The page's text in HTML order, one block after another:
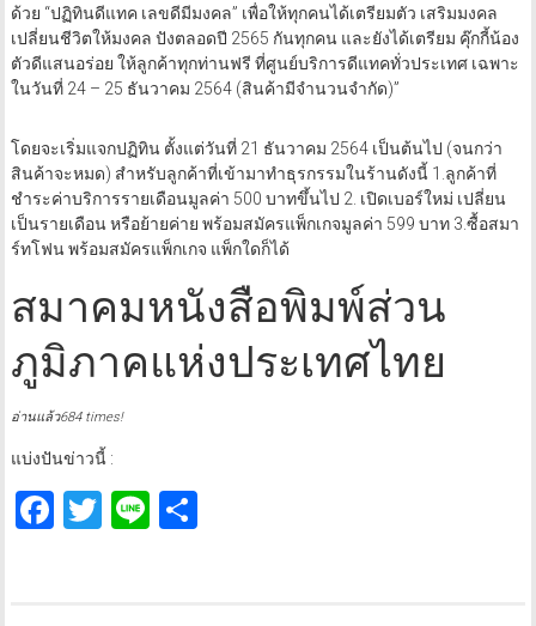
ด้วย “ปฏิทินดีแทค เลขดีมีมงคล” เพื่อให้ทุกคนได้เตรียมตัว เสริมมงคล
เปลี่ยนชีวิตให้มงคล ปังตลอดปี 2565 กันทุกคน และยังได้เตรียม คุ๊กกี้น้อง
ตัวดีแสนอร่อย ให้ลูกค้าทุกท่านฟรี ที่ศูนย์บริการดีแทคทั่วประเทศ เฉพาะ
ในวันที่ 24 – 25 ธันวาคม 2564 (สินค้ามีจำนวนจำกัด)”
โดยจะเริ่มแจกปฏิทิน ตั้งแต่วันที่ 21 ธันวาคม 2564 เป็นต้นไป (จนกว่า
สินค้าจะหมด) สำหรับลูกค้าที่เข้ามาทำธุรกรรมในร้านดังนี้ 1.ลูกค้าที่
ชำระค่าบริการรายเดือนมูลค่า 500 บาทขึ้นไป 2. เปิดเบอร์ใหม่ เปลี่ยน
เป็นรายเดือน หรือย้ายค่าย พร้อมสมัครแพ็กเกจมูลค่า 599 บาท 3.ซื้อสมา
ร์ทโฟน พร้อมสมัครแพ็กเกจ แพ็กใดก็ได้
สมาคมหนังสือพิมพ์ส่วน
ภูมิภาคแห่งประเทศไทย
อ่านแล้ว684 times!
แบ่งปันข่าวนี้ :
Facebook
Twitter
LineShare